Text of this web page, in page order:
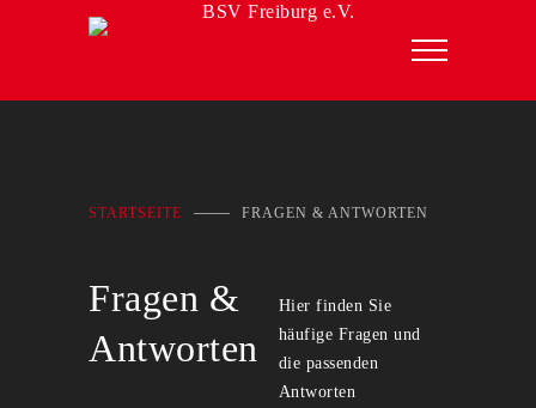
BSV Freiburg e.V.
STARTSEITE FRAGEN & ANTWORTEN
Fragen &
Antworten
Hier finden Sie
häufige Fragen und
die passenden
Antworten